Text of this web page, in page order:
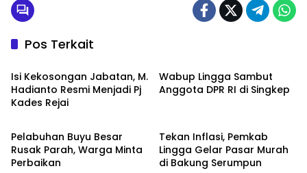
Pos Terkait
Lingga
Isi Kekosongan Jabatan, M.
Hadianto Resmi Menjadi Pj
Kades Rejai
Wabup Lingga Sambut
Anggota DPR RI di Singkep
Lingga
Pelabuhan Buyu Besar
Rusak Parah, Warga Minta
Perbaikan
Tekan Inflasi, Pemkab
Lingga Gelar Pasar Murah
di Bakung Serumpun
Lingga Lingga